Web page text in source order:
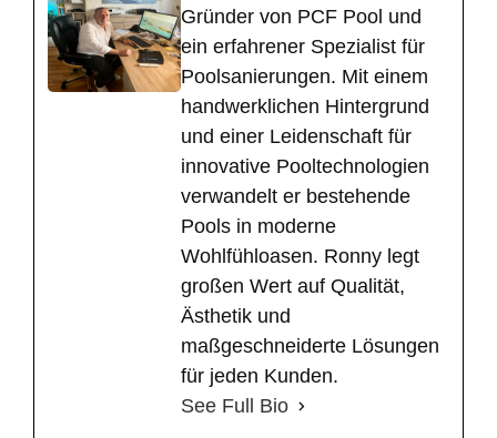
Gründer von PCF Pool und
ein erfahrener Spezialist für
Poolsanierungen. Mit einem
handwerklichen Hintergrund
und einer Leidenschaft für
innovative Pooltechnologien
verwandelt er bestehende
Pools in moderne
Wohlfühloasen. Ronny legt
großen Wert auf Qualität,
Ästhetik und
maßgeschneiderte Lösungen
für jeden Kunden.
See Full Bio